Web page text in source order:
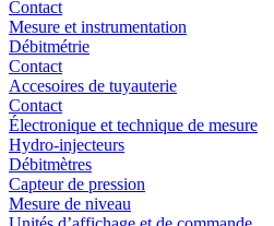
Contact
Mesure et instrumentation
Débitmétrie
Contact
Accesoires de tuyauterie
Contact
Électronique et technique de mesure
Hydro-injecteurs
Débitmètres
Capteur de pression
Mesure de niveau